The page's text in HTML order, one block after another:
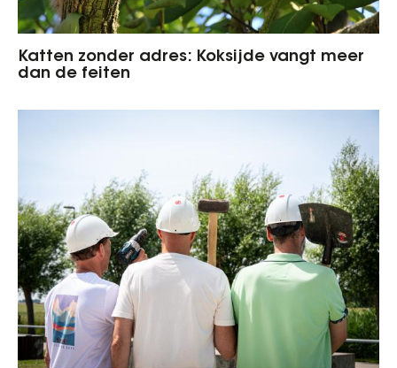
Katten zonder adres: Koksijde vangt meer
dan de feiten